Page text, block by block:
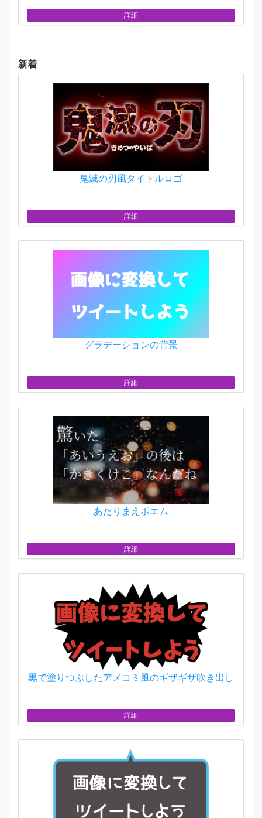
詳細
新着
鬼滅の刃風タイトルロゴ
詳細
グラデーションの背景
詳細
あたりまえポエム
詳細
黒で塗りつぶしたアメコミ風のギザギザ吹き出し
詳細